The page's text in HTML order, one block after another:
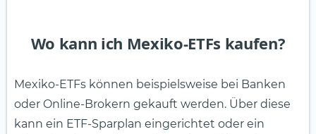
Wo kann ich Mexiko-ETFs kaufen?
Mexiko-ETFs können beispielsweise bei Banken
oder Online-Brokern gekauft werden. Über diese
kann ein ETF-Sparplan eingerichtet oder ein